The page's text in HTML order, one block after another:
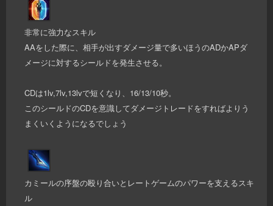
非常に強力なスキル
AAをした際に、相手が出すダメージ量で多いほうのADかAPダ
メージに対するシールドを発生させる。
CDは1lv,7lv,13lvで短くなり、16/13/10秒。
このシールドのCDを意識してダメージトレードをすればよりう
まくいくようになるでしょう
カミールの序盤の殴り合いとレートゲームのパワーを支えるスキ
ル